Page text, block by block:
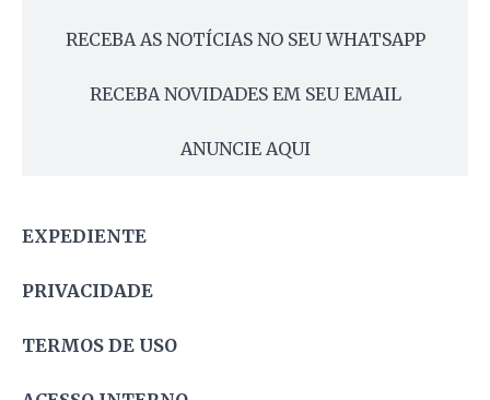
RECEBA AS NOTÍCIAS NO SEU WHATSAPP
RECEBA NOVIDADES EM SEU EMAIL
ANUNCIE AQUI
EXPEDIENTE
PRIVACIDADE
TERMOS DE USO